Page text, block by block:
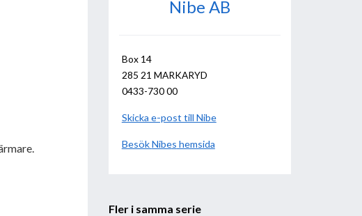
Nibe AB
Box 14
285 21 MARKARYD
0433-730 00
Skicka e-post till Nibe
BesökNibe hemsida
Fler i samma serie